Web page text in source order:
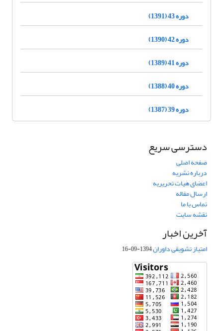
دوره 43 (1391)
دوره 42 (1390)
دوره 41 (1389)
دوره 40 (1388)
دوره 39 (1387)
دسترسی سریع
صفحه اصلی
درباره نشریه
اعضای هیات تحریریه
ارسال مقاله
تماس با ما
نقشه سایت
آخرین اخبار
امتیاز تشویقی داوران1394-09-16